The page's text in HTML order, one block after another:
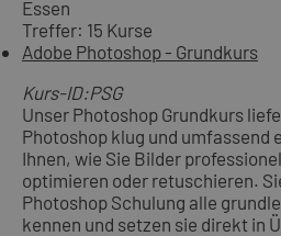
Essen
Treffer: 15 Kurse
Adobe Photoshop - Grundkurs
Kurs-ID:PSG
Unser Photoshop Grundkurs
Photoshop klug und umfassend
Ihnen, wie Sie Bilder
optimieren oder retuschieren.
Photoshop Schulung alle
kennen und setzen sie direkt in